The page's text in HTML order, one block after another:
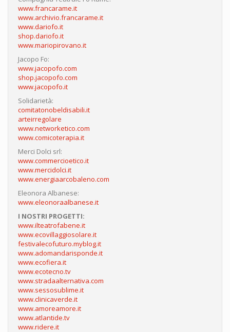
www.francarame.it
www.archivio.francarame.it
www.dariofo.it
shop.dariofo.it
www.mariopirovano.it
Jacopo Fo:
www.jacopofo.com
shop.jacopofo.com
www.jacopofo.it
Solidarietà:
comitatonobeldisabili.it
arteirregolare
www.networketico.com
www.comicoterapia.it
Merci Dolci srl:
www.commercioetico.it
www.mercidolci.it
www.energiaarcobaleno.com
Eleonora Albanese:
www.eleonoraalbanese.it
I NOSTRI PROGETTI:
www.ilteatrofabene.it
www.ecovillaggiosolare.it
festivalecofuturo.myblog.it
www.adomandarisponde.it
www.ecofiera.it
www.ecotecno.tv
www.stradaalternativa.com
www.sessosublime.it
www.clinicaverde.it
www.amoreamore.it
www.atlantide.tv
www.ridere.it